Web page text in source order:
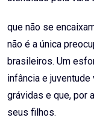
que não se
não é a única
brasileiros. Um
infância e
grávidas e que, por
seus filhos.